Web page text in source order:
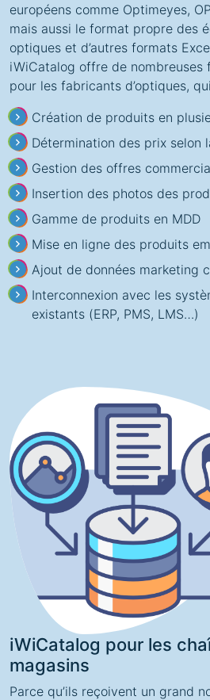
européens comme Optimeyes,
mais aussi le format propre des
optiques et d’autres formats
iWiCatalog offre de
pour les fabricants d’optiques,
Création de produits en
Détermination des prix selon
Gestion des offres
Insertion des photos des
Gamme de produits en MDD
Mise en ligne des produits
Ajout de données marketing
Interconnexion avec les
existants (ERP, PMS, LMS…)
iWiCatalog pour les
magasins
Parce qu’ils reçoivent un grand